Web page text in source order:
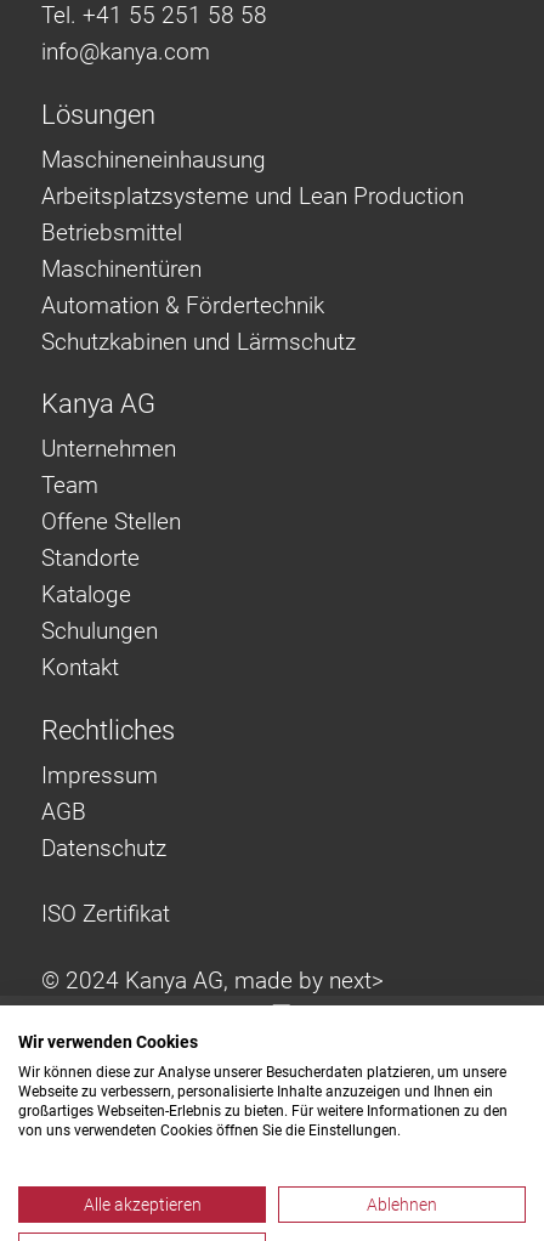
Tel. +41 55 251 58 58
info@kanya.com
Lösungen
Maschineneinhausung
Arbeitsplatzsysteme und Lean Production
Betriebsmittel
Maschinentüren
Automation & Fördertechnik
Schutzkabinen und Lärmschutz
Kanya AG
Unternehmen
Team
Offene Stellen
Standorte
Kataloge
Schulungen
Kontakt
Rechtliches
Impressum
AGB
Datenschutz
ISO Zertifikat
© 2024 Kanya AG, made by next>
Wir verwenden Cookies
Wir können diese zur Analyse unserer Besucherdaten platzieren, um unsere
Webseite zu verbessern, personalisierte Inhalte anzuzeigen und Ihnen ein
großartiges Webseiten-Erlebnis zu bieten. Für weitere Informationen zu den
von uns verwendeten Cookies öffnen Sie die Einstellungen.
Alle akzeptieren Ablehnen